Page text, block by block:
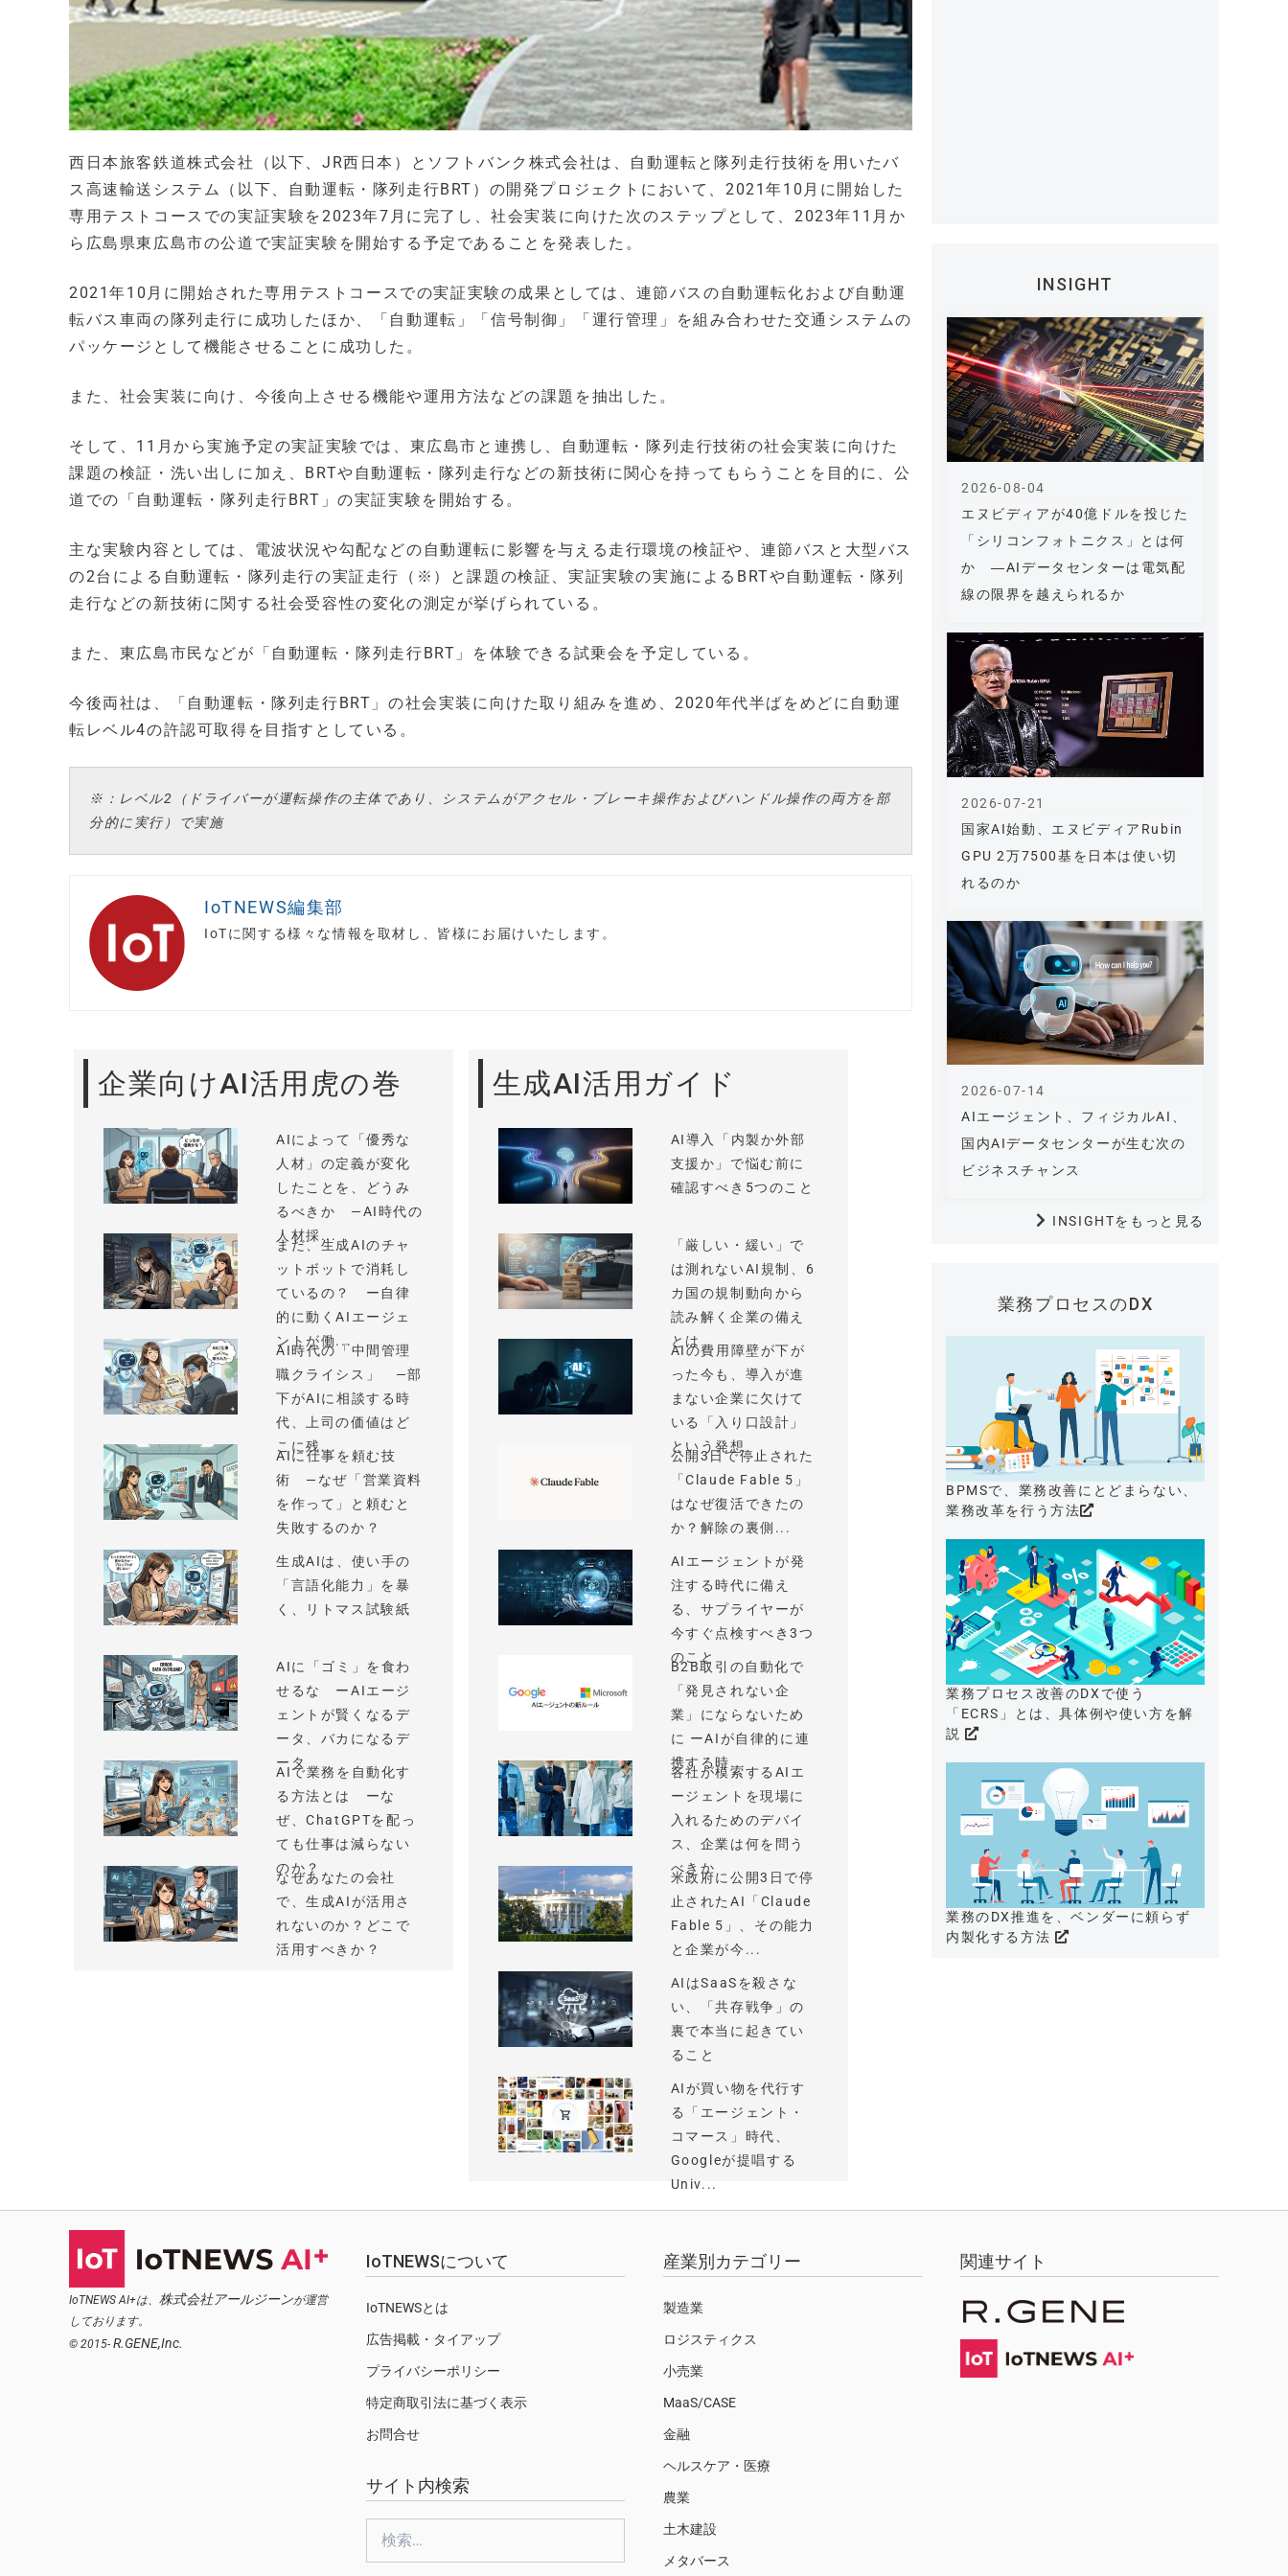
西日本旅客鉄道株式会社（以下、JR西日本）とソフトバンク株式会社は、自動運転と隊列走行技術を用いたバ
ス高速輸送システム（以下、自動運転・隊列走行BRT）の開発プロジェクトにおいて、2021年10月に開始した
専用テストコースでの実証実験を2023年7月に完了し、社会実装に向けた次のステップとして、2023年11月か
ら広島県東広島市の公道で実証実験を開始する予定であることを発表した。
2021年10月に開始された専用テストコースでの実証実験の成果としては、連節バスの自動運転化および自動運
転バス車両の隊列走行に成功したほか、「自動運転」「信号制御」「運行管理」を組み合わせた交通システムの
パッケージとして機能させることに成功した。
また、社会実装に向け、今後向上させる機能や運用方法などの課題を抽出した。
そして、11月から実施予定の実証実験では、東広島市と連携し、自動運転・隊列走行技術の社会実装に向けた
課題の検証・洗い出しに加え、BRTや自動運転・隊列走行などの新技術に関心を持ってもらうことを目的に、公
道での「自動運転・隊列走行BRT」の実証実験を開始する。
主な実験内容としては、電波状況や勾配などの自動運転に影響を与える走行環境の検証や、連節バスと大型バス
の2台による自動運転・隊列走行の実証走行（※）と課題の検証、実証実験の実施によるBRTや自動運転・隊列
走行などの新技術に関する社会受容性の変化の測定が挙げられている。
また、東広島市民などが「自動運転・隊列走行BRT」を体験できる試乗会を予定している。
今後両社は、「自動運転・隊列走行BRT」の社会実装に向けた取り組みを進め、2020年代半ばをめどに自動運
転レベル4の許認可取得を目指すとしている。
※：レベル2（ドライバーが運転操作の主体であり、システムがアクセル・ブレーキ操作およびハンドル操作の両方を部
分的に実行）で実施
IoTNEWS編集部
IoTに関する様々な情報を取材し、皆様にお届けいたします。
企業向けAI活用虎の巻
AIによって「優秀な
人材」の定義が変化
したことを、どうみ
るべきか —AI時代の
人材採...
まだ、生成AIのチャ
ットボットで消耗し
ているの？ ー自律
的に動くAIエージェ
ントが働...
AI時代の「中間管理
職クライシス」 —部
下がAIに相談する時
代、上司の価値はど
こに残...
AIに仕事を頼む技
術 —なぜ「営業資料
を作って」と頼むと
失敗するのか？
生成AIは、使い手の
「言語化能力」を暴
く、リトマス試験紙
AIに「ゴミ」を食わ
せるな ーAIエージ
ェントが賢くなるデ
ータ、バカになるデ
ータ
AIで業務を自動化す
る方法とは ーな
ぜ、ChatGPTを配っ
ても仕事は減らない
のか？
なぜあなたの会社
で、生成AIが活用さ
れないのか？どこで
活用すべきか？
生成AI活用ガイド
AI導入「内製か外部
支援か」で悩む前に
確認すべき5つのこと
「厳しい・緩い」で
は測れないAI規制、6
カ国の規制動向から
読み解く企業の備え
とは
AIの費用障壁が下が
った今も、導入が進
まない企業に欠けて
いる「入り口設計」
という発想
公開3日で停止された
「Claude Fable 5」
はなぜ復活できたの
か？解除の裏側...
AIエージェントが発
注する時代に備え
る、サプライヤーが
今すぐ点検すべき3つ
のこと
B2B取引の自動化で
「発見されない企
業」にならないため
に ーAIが自律的に連
携する時...
各社が模索するAIエ
ージェントを現場に
入れるためのデバイ
ス、企業は何を問う
べきか
米政府に公開3日で停
止されたAI「Claude
Fable 5」、その能力
と企業が今...
AIはSaaSを殺さな
い、「共存戦争」の
裏で本当に起きてい
ること
AIが買い物を代行す
る「エージェント・
コマース」時代、
Googleが提唱する
Univ...
INSIGHT
エヌビディアが40億ドルを投じた
「シリコンフォトニクス」とは何
か ―AIデータセンターは電気配
線の限界を越えられるか
2026-08-04
国家AI始動、エヌビディアRubin
GPU 2万7500基を日本は使い切
れるのか
2026-07-21
AIエージェント、フィジカルAI、
国内AIデータセンターが生む次の
ビジネスチャンス
2026-07-14
INSIGHTをもっと見る
業務プロセスのDX
BPMSで、業務改善にとどまらない、
業務改革を行う方法
業務プロセス改善のDXで使う
「ECRS」とは、具体例や使い方を解
説
業務のDX推進を、ベンダーに頼らず
内製化する方法
IoTNEWS AI+は、 株式会社アールジーンが運営
しております。
© 2015- R.GENE,Inc.
IoTNEWSについて
IoTNEWSとは
広告掲載・タイアップ
プライバシーポリシー
特定商取引法に基づく表示
お問合せ
サイト内検索
索:
産業別カテゴリー
製造業
ロジスティクス
小売業
MaaS/CASE
金融
ヘルスケア・医療
農業
土木建設
メタバース
関連サイト